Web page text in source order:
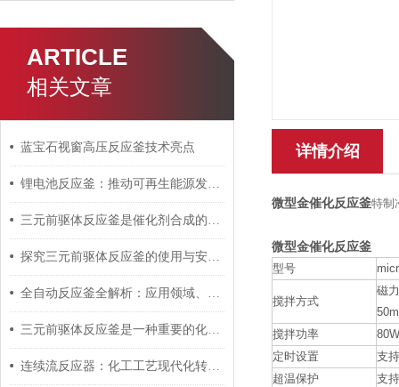
ARTICLE
相关文章
蓝宝石视窗高压反应釜技术亮点
锂电池反应釜：推动可再生能源发展的关键
三元前驱体反应釜是催化剂合成的设备
探究三元前驱体反应釜的使用与安全注意事项
全自动反应釜全解析：应用领域、操作流程与保养要点
三元前驱体反应釜是一种重要的化学合成反应设备
连续流反应器：化工工艺现代化转型的技术核心探讨
详情介绍
微型金催化反应釜特制
微型金催化反应釜
型号
搅拌方式
磁
搅拌功率
80W
定时设置
支
超温保护
支